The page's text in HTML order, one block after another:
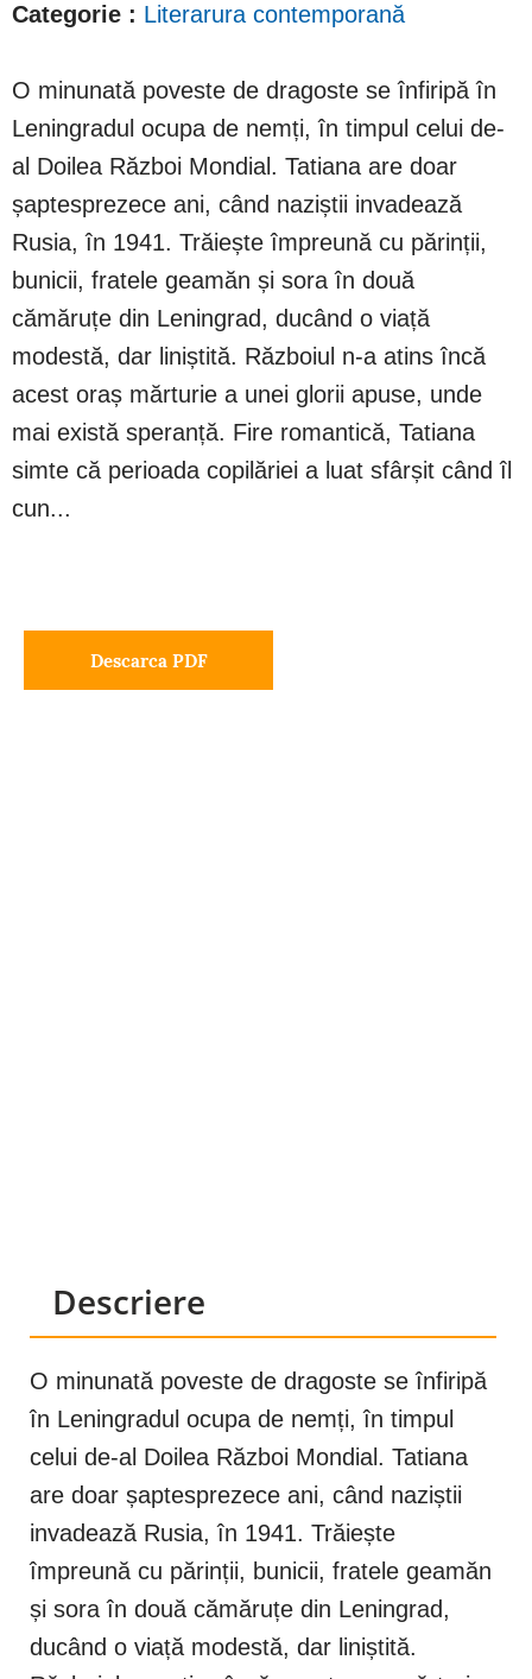
Categorie : Literarura contemporană
O minunată poveste de dragoste se înfiripă în
Leningradul ocupa de nemți, în timpul celui de-
al Doilea Război Mondial. Tatiana are doar
șaptesprezece ani, când naziștii invadează
Rusia, în 1941. Trăiește împreună cu părinții,
bunicii, fratele geamăn și sora în două
cămăruțe din Leningrad, ducând o viață
modestă, dar liniștită. Războiul n-a atins încă
acest oraș mărturie a unei glorii apuse, unde
mai există speranță. Fire romantică, Tatiana
simte că perioada copilăriei a luat sfârșit când îl
cun...
Descarca PDF
Descriere
O minunată poveste de dragoste se înfiripă
în Leningradul ocupa de nemți, în timpul
celui de-al Doilea Război Mondial. Tatiana
are doar șaptesprezece ani, când naziștii
invadează Rusia, în 1941. Trăiește
împreună cu părinții, bunicii, fratele geamăn
și sora în două cămăruțe din Leningrad,
ducând o viață modestă, dar liniștită.